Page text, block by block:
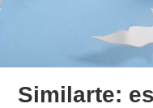
Similarte: